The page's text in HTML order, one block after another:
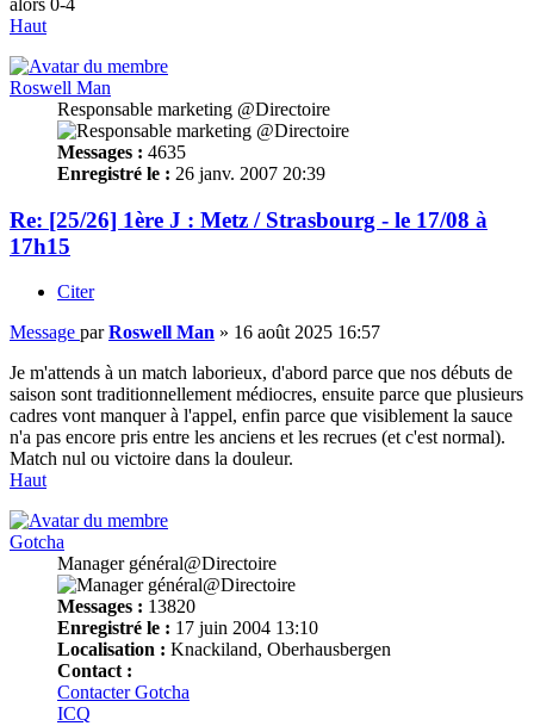
alors 0-4
Haut
Roswell Man
Responsable marketing @Directoire
Messages : 4635
Enregistré le : 26 janv. 2007 20:39
Re: [25/26] 1ère J : Metz / Strasbourg - le 17/08 à
17h15
Citer
Message parRoswell Man » 16 août 2025 16:57
Je m'attends à un match laborieux, d'abord parce que nos débuts de
saison sont traditionnellement médiocres, ensuite parce que plusieurs
cadres vont manquer à l'appel, enfin parce que visiblement la sauce
n'a pas encore pris entre les anciens et les recrues (et c'est normal).
Match nul ou victoire dans la douleur.
Haut
Gotcha
Manager général@Directoire
Messages : 13820
Enregistré le : 17 juin 2004 13:10
Localisation : Knackiland, Oberhausbergen
Contact :
Contacter Gotcha
ICQ